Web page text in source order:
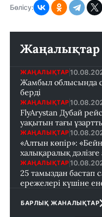
Бөлісу:
Жаңалықтар
ЖАҢАЛЫҚТАР
Жамбыл облысында
берді
ЖАҢАЛЫҚТАР
FlyArystan Дубай
уақытын тағы
ЖАҢАЛЫҚТАР
«Алтын көпір»:
халықаралық
ЖАҢАЛЫҚТАР
25 тамыздан бастап
ережелері күшіне
БАРЛЫҚ ЖАНАЛЫҚТАР